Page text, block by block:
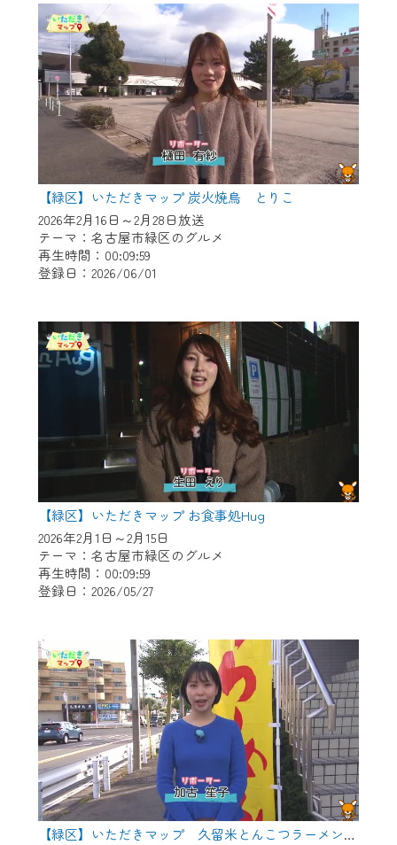
【緑区】いただきマップ 炭火焼鳥 とりこ
2026年2月16日～2月28日放送
テーマ：名古屋市緑区のグルメ
再生時間：00:09:59
登録日：2026/06/01
【緑区】いただきマップ お食事処Hug
2026年2月1日～2月15日
テーマ：名古屋市緑区のグルメ
再生時間：00:09:59
登録日：2026/05/27
【緑区】いただきマップ 久留米とんこつラーメン とん八。
で設定できます。
（GmailやYahooなどのフリーメールアドレ
スでも作成可能です）
※マイページへのログイン・MyIDの新規登
録はこちらから
※CCNetアプリをご利用中の方は引き続き
ご視聴いただけます。
＜メンテナンス情報＞
CCNetWebTVのリニューアルにともないメ
ンテナンス作業を予定しています。
作業の間は、CCNetWebTVの画面が「メン
テナンス中」になり、ご利用いただけませ
ご不便をおかけいたしますが、ご了承の程
よろしくお願いいたします。